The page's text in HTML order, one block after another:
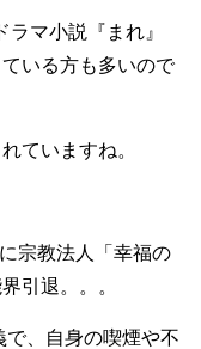
マ小説『まれ』
いる方も多いので
ていますね。
宗教法人「幸福の
引退。。。
で、自身の喫煙や不